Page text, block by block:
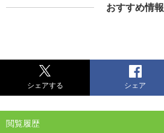
おすすめ情報
シェアする シェア
閲覧履歴